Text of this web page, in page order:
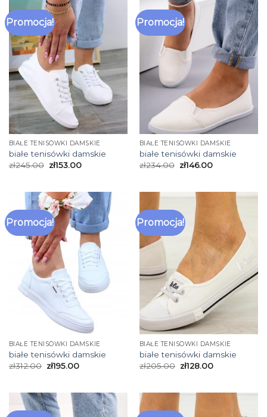
Promocja!
BIAŁE TENISÓWKI DAMSKIE
białe tenisówki damskie
zł245.00 zł153.00
Promocja!
BIAŁE TENISÓWKI DAMSKIE
białe tenisówki damskie
zł234.00 zł146.00
Promocja!
BIAŁE TENISÓWKI DAMSKIE
białe tenisówki damskie
zł312.00 zł195.00
Promocja!
BIAŁE TENISÓWKI DAMSKIE
białe tenisówki damskie
zł205.00 zł128.00